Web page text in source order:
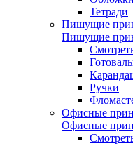
Тетради
Пишущие
Пишущие
Ручки
Офисные
Офисные